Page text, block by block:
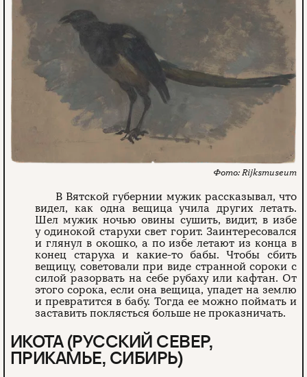
Rijksmuseum
В Вятской губернии мужик рассказывал, что
видел, как одна вещица учила других летать.
Шел мужик ночью овины сушить, видит, в избе
у одинокой старухи свет горит. Заинтересовался
и глянул в окошко, а по избе летают из конца в
конец старуха и какие-то бабы. Чтобы сбить
вещицу, советовали при виде странной сороки с
силой разорвать на себе рубаху или кафтан. От
этого сорока, если она вещица, упадет на землю
и превратится в бабу. Тогда ее можно поймать и
заставить поклясться больше не проказничать.
ИКОТА (РУССКИЙ СЕВЕР,
ПРИКАМЬЕ, СИБИРЬ)